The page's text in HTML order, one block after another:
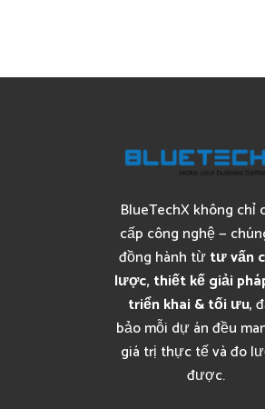
BlueTechX không chỉ
cấp công nghệ —
đồng hành từtư vấn
lược, thiết kế giải
triển khai & tối ưu,
bảo mỗi dự án đều
giá trị thực tế và đo
được.